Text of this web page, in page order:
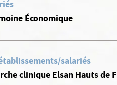
Économique
salariés
clinique Elsan Hauts de